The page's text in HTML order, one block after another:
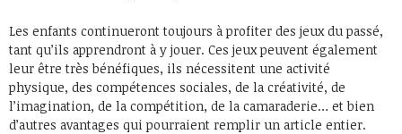
Les enfants continueront toujours à profiter des jeux du passé,
tant qu’ils apprendront à y jouer. Ces jeux peuvent également
leur être très bénéfiques, ils nécessitent une activité
physique, des compétences sociales, de la créativité, de
l’imagination, de la compétition, de la camaraderie… et bien
d’autres avantages qui pourraient remplir un article entier.